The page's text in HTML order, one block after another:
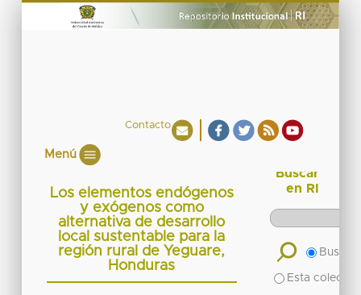
Contacto
Menú
Los elementos endógenos
y exógenos como
alternativa de desarrollo
local sustentable para la
región rural de Yeguare,
Honduras
Buscar
en RI
Buscar
Esta